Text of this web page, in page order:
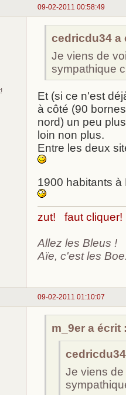
09-02-2011 00:58:49
cedricdu34 a
Je viens de
sympathique
Et (si ce n'est
à côté (90
nord) un peu
loin non plus.
Entre les deux
1900 habitants à
zut! faut cliquer!
Allez les Bleus !
Aïe, c'est les
09-02-2011 01:10:07
m_9er a écrit
Je viens